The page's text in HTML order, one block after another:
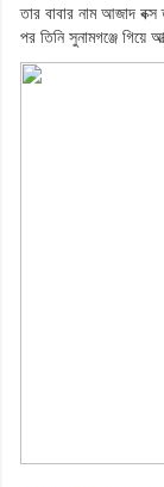
তার বাবার নাম আজাদ
পর তিনি সুনামগঞ্জে গিয়ে